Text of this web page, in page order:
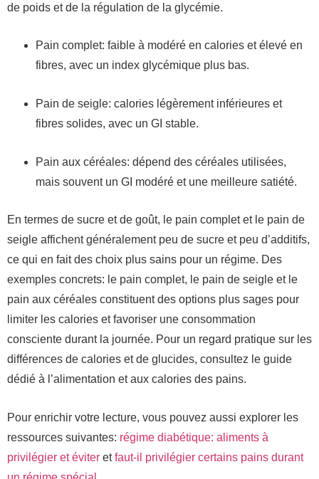
de poids et de la régulation de la glycémie.
Pain complet: faible à modéré en calories et élevé en
fibres, avec un index glycémique plus bas.
Pain de seigle: calories légèrement inférieures et
fibres solides, avec un GI stable.
Pain aux céréales: dépend des céréales utilisées,
mais souvent un GI modéré et une meilleure satiété.
En termes de sucre et de goût, le pain complet et le pain de
seigle affichent généralement peu de sucre et peu d’additifs,
ce qui en fait des choix plus sains pour un régime. Des
exemples concrets: le pain complet, le pain de seigle et le
pain aux céréales constituent des options plus sages pour
limiter les calories et favoriser une consommation
consciente durant la journée. Pour un regard pratique sur les
différences de calories et de glucides, consultez le guide
dédié à l’alimentation et aux calories des pains.
Pour enrichir votre lecture, vous pouvez aussi explorer les
ressources suivantes: régime diabétique: aliments à
privilégier et éviter etfaut-il privilégier certains pains durant